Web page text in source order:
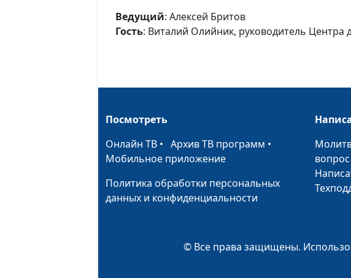
Ведущий: Алексей Бритов
Гость: Виталий Олийник, руководитель Центра
Посмотреть
Онлайн ТВ • Архив ТВ программ •
Мобильное приложение
Политика обработки персональных
данных и конфиденциальности
© Все права защищены.